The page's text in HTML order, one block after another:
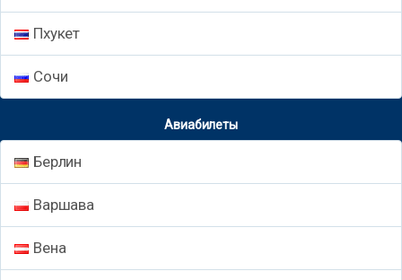
Пхукет
Сочи
Авиабилеты
Берлин
Варшава
Вена